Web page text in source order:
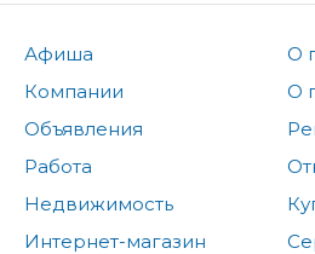
Афиша
Компании
Объявления
Работа
Недвижимость
Интернет-магазин
О
О